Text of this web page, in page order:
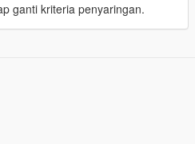
ganti kriteria penyaringan.